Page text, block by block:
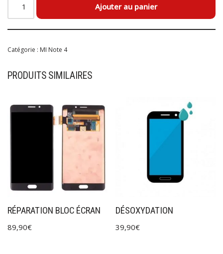
Ajouter au panier
Catégorie : MI Note 4
PRODUITS SIMILAIRES
RÉPARATION BLOC ÉCRAN
89,90€
DÉSOXYDATION
39,90€